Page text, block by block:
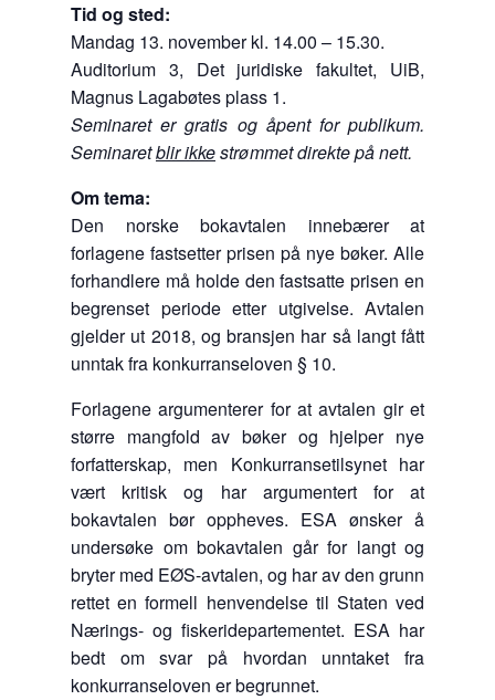
Tid og sted:
Mandag 13. november kl. 14.00 – 15.30.
Auditorium 3, Det juridiske fakultet, UiB,
Magnus Lagabøtes plass 1.
Seminaret er gratis og åpent for publikum.
Seminaretblir ikkestrømmet direkte på nett.
Om tema:
Den norske bokavtalen innebærer at
forlagene fastsetter prisen på nye bøker. Alle
forhandlere må holde den fastsatte prisen en
begrenset periode etter utgivelse. Avtalen
gjelder ut 2018, og bransjen har så langt fått
unntak fra konkurranseloven § 10.
Forlagene argumenterer for at avtalen gir et
større mangfold av bøker og hjelper nye
forfatterskap, men Konkurransetilsynet har
vært kritisk og har argumentert for at
bokavtalen bør oppheves. ESA ønsker å
undersøke om bokavtalen går for langt og
bryter med EØS-avtalen, og har av den grunn
rettet en formell henvendelse til Staten ved
Nærings- og fiskeridepartementet. ESA har
bedt om svar på hvordan unntaket fra
konkurranseloven er begrunnet.